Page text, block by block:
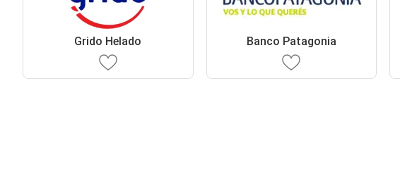
Grido Helado Banco Patagonia